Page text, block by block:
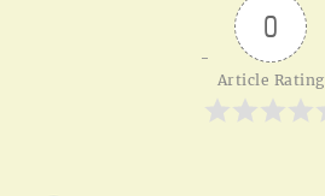
0
Article Rating